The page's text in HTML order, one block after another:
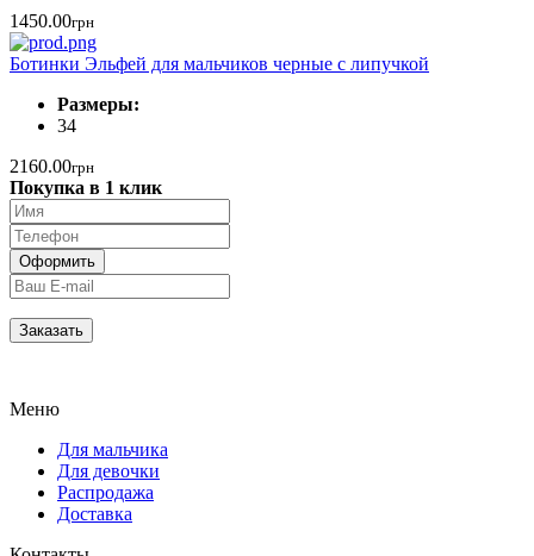
1450.00грн
Ботинки Эльфей для мальчиков черные с липучкой
Размеры:
34
2160.00грн
Покупка в 1 клик
Меню
Для мальчика
Для девочки
Распродажа
Доставка